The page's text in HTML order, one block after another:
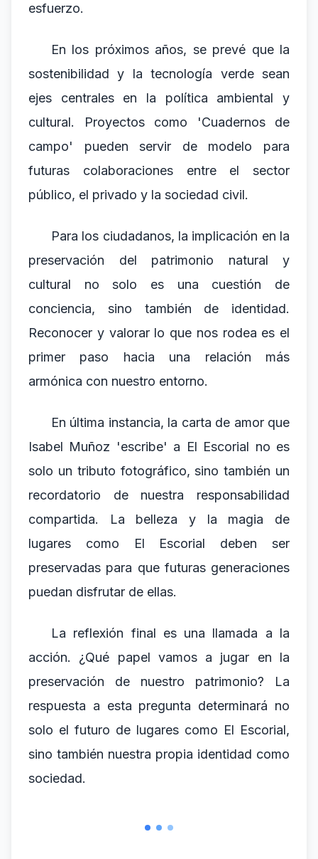
esfuerzo.
En los próximos años, se prevé que la
sostenibilidad y la tecnología verde sean
ejes centrales en la política ambiental y
cultural. Proyectos como 'Cuadernos de
campo' pueden servir de modelo para
futuras colaboraciones entre el sector
público, el privado y la sociedad civil.
Para los ciudadanos, la implicación en la
preservación del patrimonio natural y
cultural no solo es una cuestión de
conciencia, sino también de identidad.
Reconocer y valorar lo que nos rodea es el
primer paso hacia una relación más
armónica con nuestro entorno.
En última instancia, la carta de amor que
Isabel Muñoz 'escribe' a El Escorial no es
solo un tributo fotográfico, sino también un
recordatorio de nuestra responsabilidad
compartida. La belleza y la magia de
lugares como El Escorial deben ser
preservadas para que futuras generaciones
puedan disfrutar de ellas.
La reflexión final es una llamada a la
acción. ¿Qué papel vamos a jugar en la
preservación de nuestro patrimonio? La
respuesta a esta pregunta determinará no
solo el futuro de lugares como El Escorial,
sino también nuestra propia identidad como
sociedad.